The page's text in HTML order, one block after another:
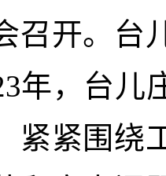
召开。台
年，台
紧紧围绕